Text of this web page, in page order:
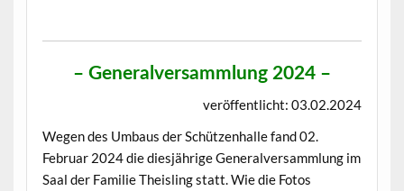
– Generalversammlung 2024 –
veröffentlicht: 03.02.2024
Wegen des Umbaus der Schützenhalle fand 02.
Februar 2024 die diesjährige Generalversammlung im
Saal der Familie Theisling statt. Wie die Fotos